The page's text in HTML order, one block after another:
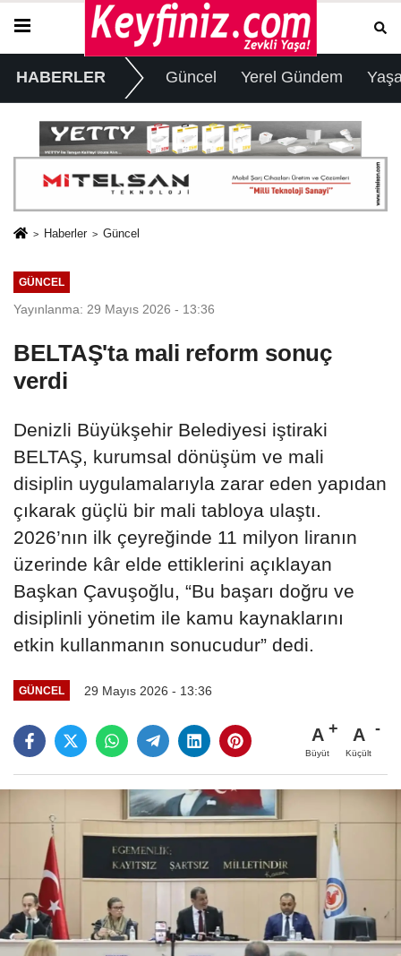
HABERLER Güncel Yerel Gündem
Haberler Güncel
GÜNCEL
Yayınlanma: 29 Mayıs 2026 - 13:36
BELTAŞ'ta mali reform sonuç
verdi
Denizli Büyükşehir Belediyesi iştiraki
BELTAŞ, kurumsal dönüşüm ve mali
disiplin uygulamalarıyla zarar eden yapıdan
çıkarak güçlü bir mali tabloya ulaştı.
2026’nın ilk çeyreğinde 11 milyon liranın
üzerinde kâr elde ettiklerini açıklayan
Başkan Çavuşoğlu, “Bu başarı doğru ve
disiplinli yönetim ile kamu kaynaklarını
etkin kullanmanın sonucudur” dedi.
GÜNCEL 29 Mayıs 2026 - 13:36
A
Büyüt
A
Küçült